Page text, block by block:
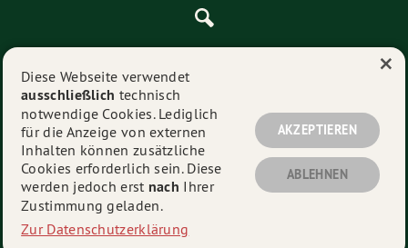
Impressum
Datenschutz
© 2026 Alexander Schoch - Alle Rechte vorbehalten.
Diese Webseite verwendet
ausschließlich technisch
notwendige Cookies. Lediglich
für die Anzeige von externen
Inhalten können zusätzliche
Cookies erforderlich sein. Diese
werden jedoch erst nach Ihrer
Zustimmung geladen.
Zur Datenschutzerklärung
AKZEPTIEREN
ABLEHNEN
×